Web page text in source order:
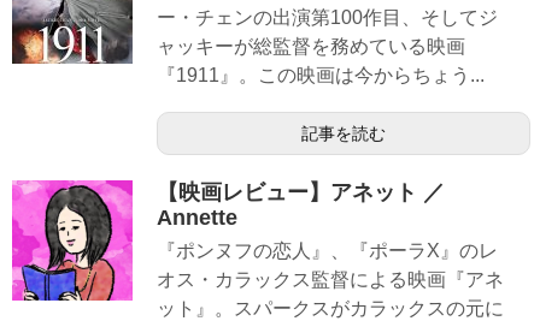
ー・チェンの出演第100作目、そしてジ
ャッキーが総監督を務めている映画
『1911』。この映画は今からちょう...
記事を読む
【映画レビュー】アネット ／
Annette
『ポンヌフの恋人』、『ポーラX』のレ
オス・カラックス監督による映画『アネ
ット』。スパークスがカラックスの元に